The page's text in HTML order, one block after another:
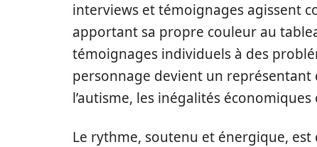
interviews et témoignages agissent
apportant sa propre couleur au
témoignages individuels à des
personnage devient un représentant
l’autisme, les inégalités
Le rythme, soutenu et énergique,